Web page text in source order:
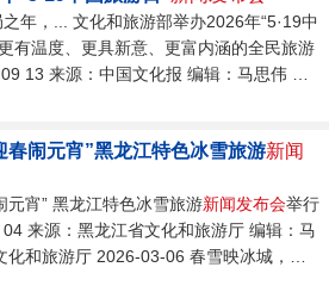
年，... 文化和旅游部举办2026年“5·19中
有温度、更具新意、更富内涵的全民旅游
13 来源：中国文化报 编辑：马思伟 信
24 2026年是“十五五”规划开局之年，旅
春闹元宵”黑龙江特色冰雪旅游新闻
宵” 黑龙江特色冰雪旅游新闻发布会举行
来源：黑龙江省文化和旅游厅 编辑：马
和旅游厅 2026-03-06 春雪映冰城，花